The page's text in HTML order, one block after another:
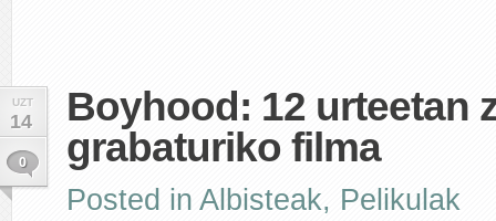
UZT
14
0
Boyhood: 12 urteetan
grabaturiko filma
Posted in Albisteak, Pelikulak